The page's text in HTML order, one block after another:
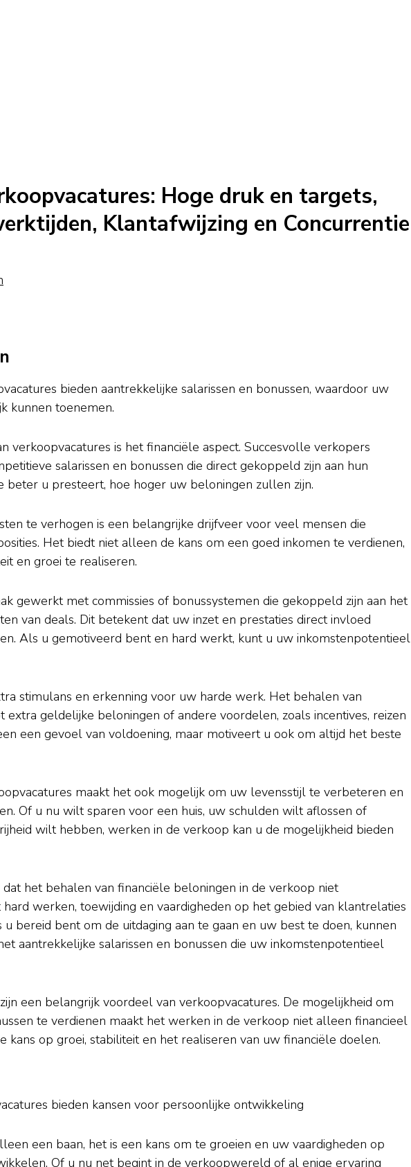
Hoge druk en targets,
Klantafwijzing en Concurrentie
bieden aantrekkelijke salarissen en bonussen, waardoor uw
kunnen toenemen.
verkoopvacatures is het financiële aspect. Succesvolle verkopers
salarissen en bonussen die direct gekoppeld zijn aan hun
beter u presteert, hoe hoger uw beloningen zullen zijn.
te verhogen is een belangrijke drijfveer voor veel mensen die
Het biedt niet alleen de kans om een goed inkomen te verdienen,
en groei te realiseren.
gewerkt met commissies of bonussystemen die gekoppeld zijn aan het
van deals. Dit betekent dat uw inzet en prestaties direct invloed
Als u gemotiveerd bent en hard werkt, kunt u uw inkomstenpotentieel
stimulans en erkenning voor uw harde werk. Het behalen van
geldelijke beloningen of andere voordelen, zoals incentives, reizen
een gevoel van voldoening, maar motiveert u ook om altijd het beste
maakt het ook mogelijk om uw levensstijl te verbeteren en
Of u nu wilt sparen voor een huis, uw schulden wilt aflossen of
wilt hebben, werken in de verkoop kan u de mogelijkheid bieden
het behalen van financiële beloningen in de verkoop niet
werken, toewijding en vaardigheden op het gebied van klantrelaties
bereid bent om de uitdaging aan te gaan en uw best te doen, kunnen
aantrekkelijke salarissen en bonussen die uw inkomstenpotentieel
een belangrijk voordeel van verkoopvacatures. De mogelijkheid om
te verdienen maakt het werken in de verkoop niet alleen financieel
kans op groei, stabiliteit en het realiseren van uw financiële doelen.
bieden kansen voor persoonlijke ontwikkeling
een baan, het is een kans om te groeien en uw vaardigheden op
Of u nu net begint in de verkoopwereld of al enige ervaring